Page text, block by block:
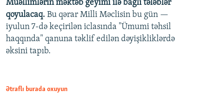
480p
720p
Müəllimlərin məktəb geyimi ilə bağlı tələblər
qoyulacaq. Bu qərar Milli Məclisin bu gün —
iyulun 7-də keçirilən iclasında "Ümumi təhsil
haqqında" qanuna təklif edilən dəyişikliklərdə
əksini tapıb.
Ətraflı burada oxuyun